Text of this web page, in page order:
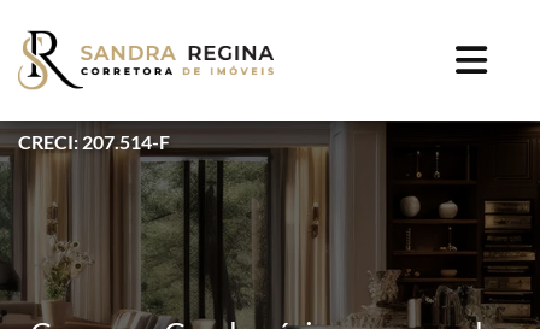
CRECI: 207.514-F